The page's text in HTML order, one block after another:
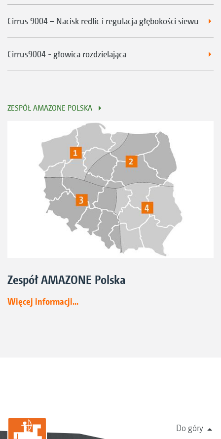
Cirrus 9004 – Nacisk redlic i regulacja głębokości siewu
Cirrus9004 - głowica rozdzielająca
ZESPÓŁ AMAZONE POLSKA
Zespół AMAZONE Polska
Więcej informacji...
Do góry